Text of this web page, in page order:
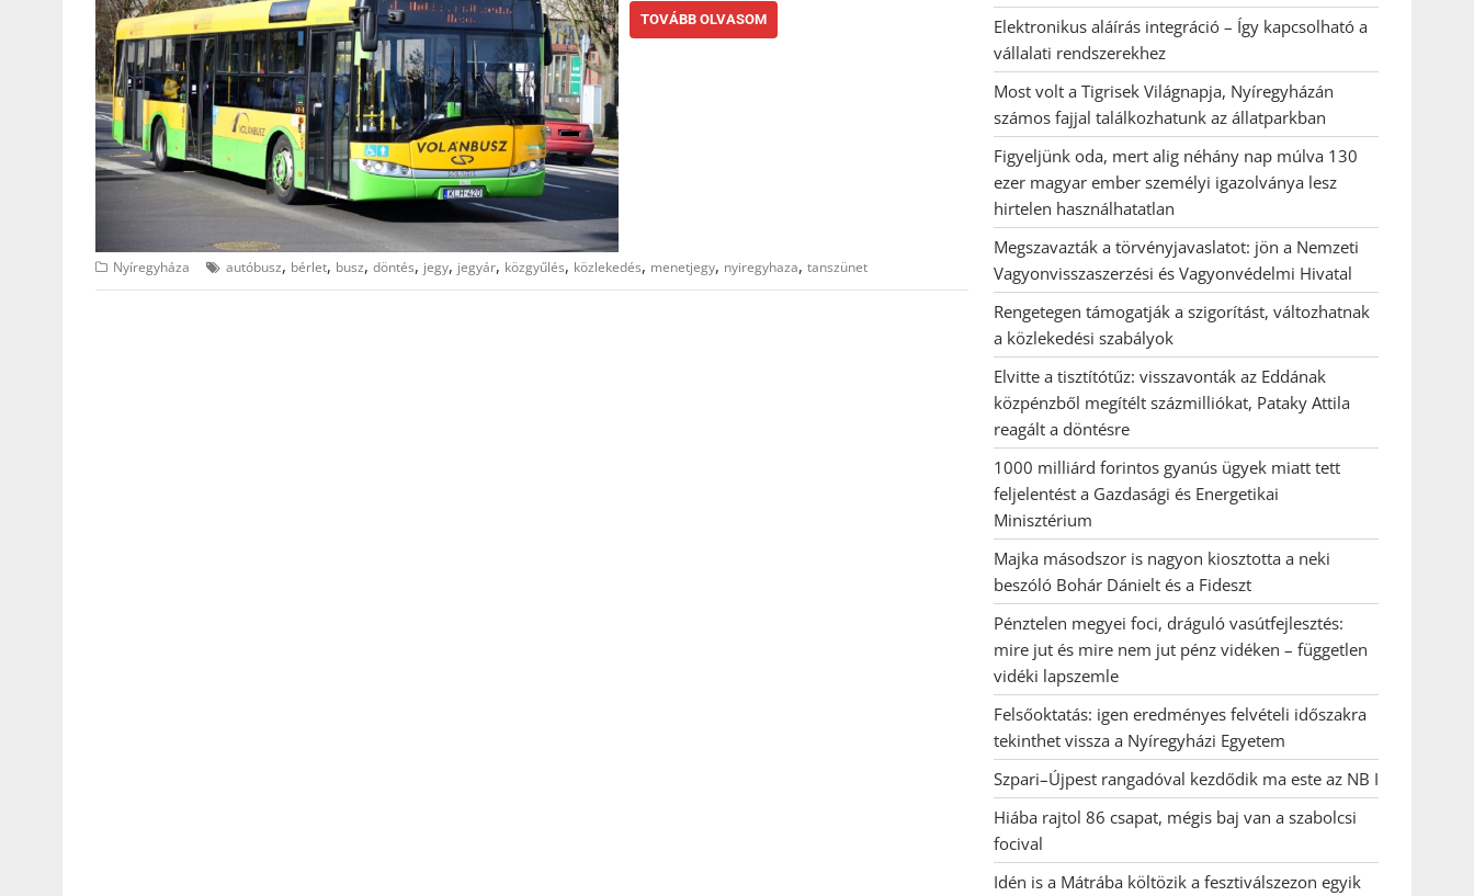
TOVÁBB OLVASOM
Nyíregyháza autóbusz, bérlet, busz, döntés, jegy, jegyár, közgyűlés, közlekedés, menetjegy, nyiregyhaza, tanszünet
Elektronikus aláírás integráció – Így kapcsolható a
vállalati rendszerekhez
Most volt a Tigrisek Világnapja, Nyíregyházán
számos fajjal találkozhatunk az állatparkban
Figyeljünk oda, mert alig néhány nap múlva 130
ezer magyar ember személyi igazolványa lesz
hirtelen használhatatlan
Megszavazták a törvényjavaslatot: jön a Nemzeti
Vagyonvisszaszerzési és Vagyonvédelmi Hivatal
Rengetegen támogatják a szigorítást, változhatnak
a közlekedési szabályok
Elvitte a tisztítótűz: visszavonták az Eddának
közpénzből megítélt százmilliókat, Pataky Attila
reagált a döntésre
1000 milliárd forintos gyanús ügyek miatt tett
feljelentést a Gazdasági és Energetikai
Minisztérium
Majka másodszor is nagyon kiosztotta a neki
beszóló Bohár Dánielt és a Fideszt
Pénztelen megyei foci, dráguló vasútfejlesztés:
mire jut és mire nem jut pénz vidéken – független
vidéki lapszemle
Felsőoktatás: igen eredményes felvételi időszakra
tekinthet vissza a Nyíregyházi Egyetem
Szpari–Újpest rangadóval kezdődik ma este az NB I
Hiába rajtol 86 csapat, mégis baj van a szabolcsi
focival
Idén is a Mátrába költözik a fesztiválszezon egyik